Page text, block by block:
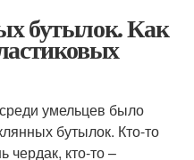
бутылок. Как
умельцев было
бутылок. Кто-то
кто-то –